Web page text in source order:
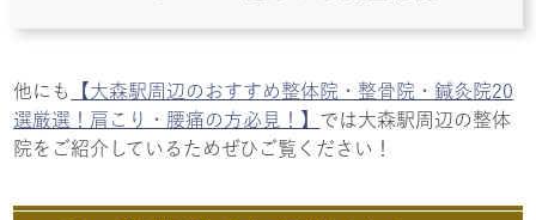
他にも
【大森駅周辺のおすすめ整体院・整骨院・鍼灸院20
選厳選！肩こり・腰痛の方必見！】 では大森駅周辺の整体
院をご紹介しているためぜひご覧ください！